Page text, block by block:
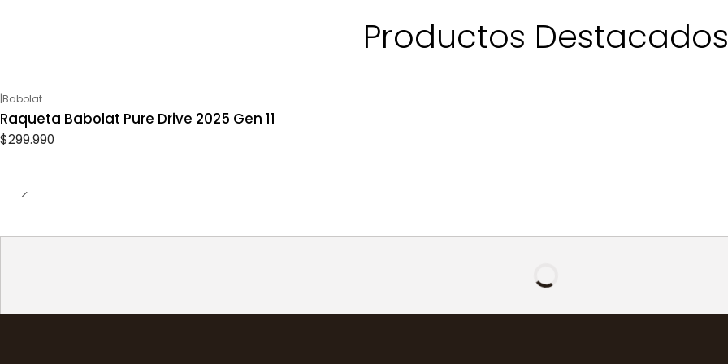
Productos Destacados
|Babolat
Raqueta Babolat Pure Drive 2025 Gen 11
$299.990